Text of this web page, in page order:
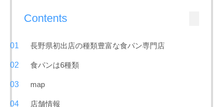
Contents
長野県初出店の種類豊富な食パン専門店
食パンは6種類
map
店舗情報